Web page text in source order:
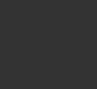
oder
automatisierter